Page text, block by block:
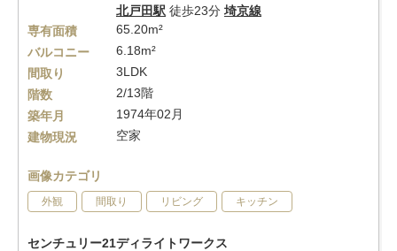
北戸田駅 徒歩23分 埼京線
専有面積
65.20m²
バルコニー
6.18m²
間取り
3LDK
階数
2/13階
築年月
1974年02月
建物現況
空家
画像カテゴリ
外観 間取り リビング キッチン
センチュリー21ディライトワークス